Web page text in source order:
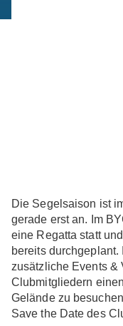
Die Segelsaison ist
gerade erst an. Im
eine Regatta statt
bereits
zusätzliche Events &
Clubmitgliedern
Gelände zu
Save the Date des